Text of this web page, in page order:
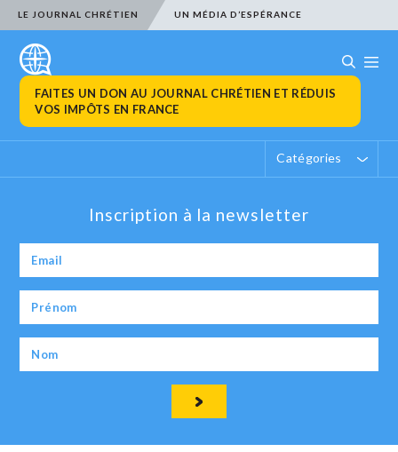
LE JOURNAL CHRÉTIEN UN MÉDIA D’ESPÉRANCE
FAITES UN DON AU JOURNAL CHRÉTIEN ET RÉDUIS
VOS IMPÔTS EN FRANCE
Catégories
Inscription à la newsletter